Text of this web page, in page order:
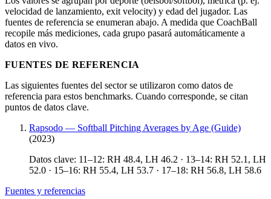
velocidad de lanzamiento, exit velocity) y edad del jugador. Las
fuentes de referencia se enumeran abajo. A medida que CoachBall
recopile más mediciones, cada grupo pasará automáticamente a
datos en vivo.
FUENTES DE REFERENCIA
Las siguientes fuentes del sector se utilizaron como datos de
referencia para estos benchmarks. Cuando corresponde, se citan
puntos de datos clave.
Rapsodo — Softball Pitching Averages by Age (Guide)
(2023)
Datos clave: 11–12: RH 48.4, LH 46.2 · 13–14: RH 52.1, LH
52.0 · 15–16: RH 55.4, LH 53.7 · 17–18: RH 56.8, LH 58.6
Fuentes y referencias